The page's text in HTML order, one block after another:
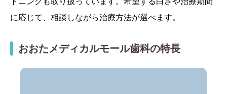
に応じて、相談しながら治療方法が選べます。
おおたメディカルモール歯科の特長